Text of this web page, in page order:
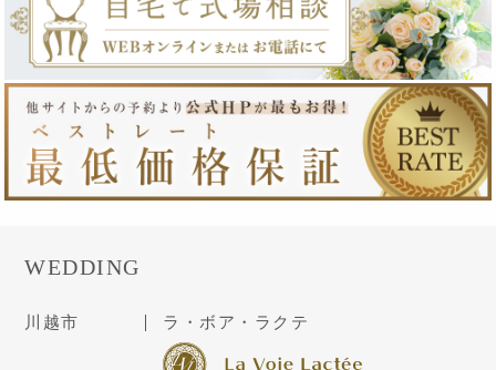
WEDDING
川越市 ラ・ボア・ラクテ